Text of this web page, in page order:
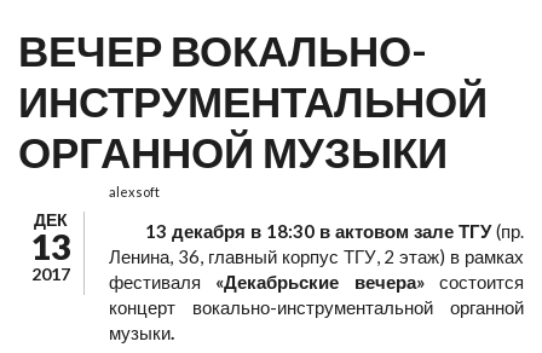
ВЕЧЕР ВОКАЛЬНО-
ИНСТРУМЕНТАЛЬНОЙ
ОРГАННОЙ МУЗЫКИ
ДЕК
13
2017
alexsoft
13 декабря в 18:30 в актовом зале ТГУ(пр.
Ленина, 36, главный корпус ТГУ, 2 этаж) в рамках
фестиваля «Декабрьские вечера»состоится
концерт вокально-инструментальной органной
музыки.